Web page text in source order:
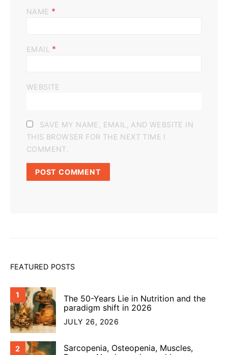
NAME *
EMAIL *
WEBSITE
SAVE MY NAME, EMAIL, AND WEBSITE IN
THIS BROWSER FOR THE NEXT TIME I
COMMENT.
FEATURED POSTS
1
The 50-Years Lie in Nutrition and the
paradigm shift in 2026
JULY 26, 2026
2
Sarcopenia, Osteopenia, Muscles,